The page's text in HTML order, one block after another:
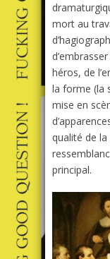
mort au
héros, de
la forme (la
mise en
qualité de la
principal.